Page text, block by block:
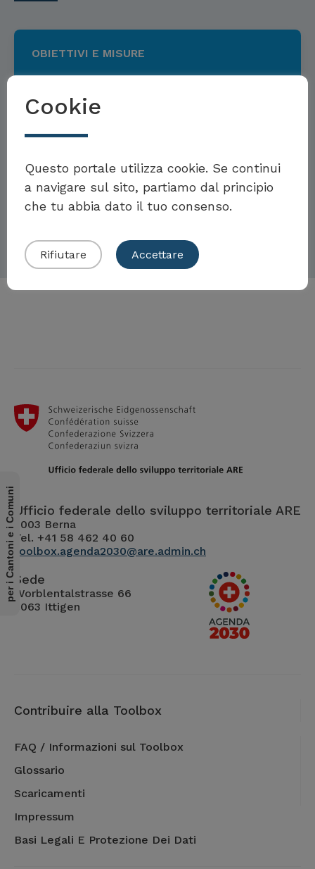
OBIETTIVI E MISURE
principio dell’economia
circolare
Ufficio federale dello sviluppo territoriale ARE
3003 Berna
Tel. +41 58 462 40 60
toolbox.agenda2030@are.admin.ch
Sede
Worblentalstrasse 66
3063 Ittigen
Contribuire alla Toolbox
FAQ / Informazioni sul Toolbox
Glossario
Scaricamenti
Impressum
Basi Legali E Protezione Dei Dati
per i Cantoni e i Comuni
Cookie
Questo portale utilizza cookie. Se continui
a navigare sul sito, partiamo dal principio
che tu abbia dato il tuo consenso.
Rifiutare Accettare